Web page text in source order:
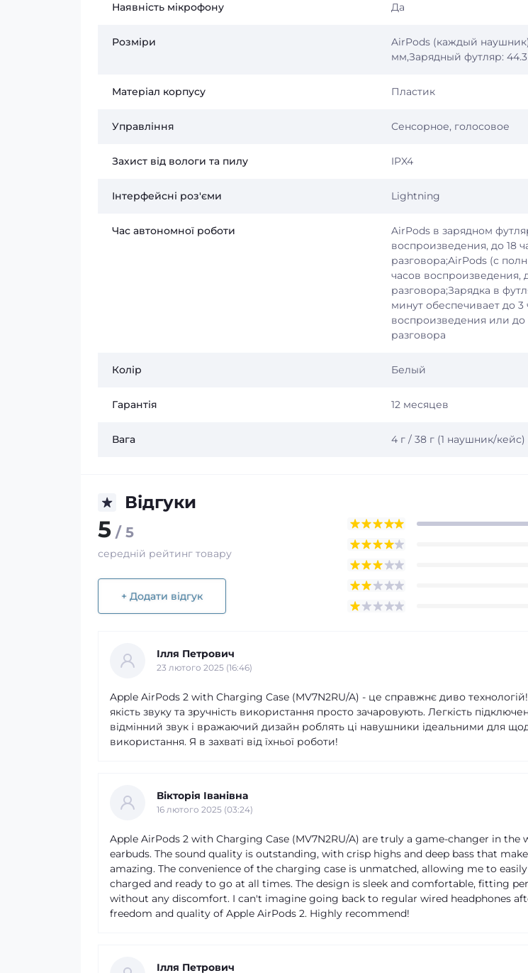
Наявність мікрофону Да
Розміри
AirPods (каждый
мм,Зарядный футляр: 44.3
Матеріал корпусу Пластик
Управління Сенсорное, голосовое
Захист від вологи та пилу IPX4
Інтерфейсні роз'єми Lightning
Час автономної роботи
AirPods в зарядном
воспроизведения, до 18
разговора;AirPods (с
часов воспроизведения,
разговора;Зарядка в
минут обеспечивает до 3
воспроизведения или
разговора
Колір Белый
Гарантія 12 месяцев
Вага 4 г / 38 г (1 наушник/кейс)
Відгуки
5 / 5
середній рейтинг товару
+ Додати відгук
Ілля Петрович
23 лютого 2025 (16:46)
Apple AirPods 2 with Charging Case (MV7N2RU/A) - це справжнє диво технологій!
якість звуку та зручність використання просто зачаровують. Легкість
відмінний звук і вражаючий дизайн роблять ці навушники ідеальними для
використання. Я в захваті від їхньої роботи!
Вікторія Іванівна
16 лютого 2025 (03:24)
Apple AirPods 2 with Charging Case (MV7N2RU/A) are truly a game-changer in the
earbuds. The sound quality is outstanding, with crisp highs and deep bass that
amazing. The convenience of the charging case is unmatched, allowing me to
charged and ready to go at all times. The design is sleek and comfortable, fitting
without any discomfort. I can't imagine going back to regular wired headphones
freedom and quality of Apple AirPods 2. Highly recommend!
Ілля Петрович